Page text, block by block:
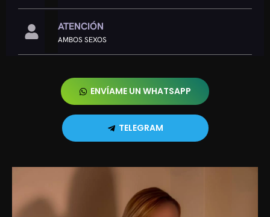
ATENCIÓN
AMBOS SEXOS
ENVÍAME UN WHATSAPP
TELEGRAM